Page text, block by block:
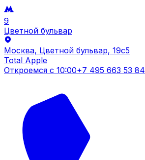
9
Цветной бульвар
Москва, Цветной бульвар, 19c5
Total Apple
Откроемся с 10:00+7 495 663 53 84